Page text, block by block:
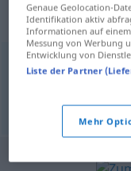
Wurfspieß (ugs.),
© OpenThesaurus.de
Genaue Geolocation-
Identifikation aktiv
Informationen auf
Messung von Werbung
Entwicklung von
Liste der Partner
Mehr